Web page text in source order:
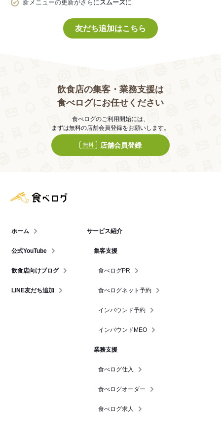
新メニューの更新がさらにスムーズに
友だち追加はこちら
飲食店の集客・業務支援は
食べログにお任せください
食べログのご利用開始には、
まずは無料の店舗会員登録をお願いします。
無料 店舗会員登録
ホーム
公式YouTube
飲食店向けブログ
LINE友だち追加
サービス紹介
集客支援
食べログPR
食べログネット予約
インバウンド予約
インバウンドMEO
業務支援
食べログ仕入
食べログオーダー
食べログ求人